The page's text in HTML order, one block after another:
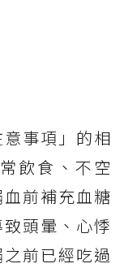
事項」的相
飲食、不空
前補充血糖
頭暈、心悸
前已經吃過